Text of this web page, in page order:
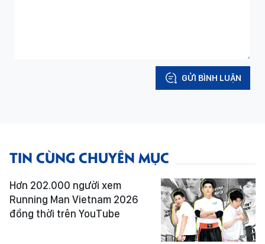
GỬI BÌNH LUẬN
TIN CÙNG CHUYÊN MỤC
Hơn 202.000 người xem
Running Man Vietnam 2026
đồng thời trên YouTube